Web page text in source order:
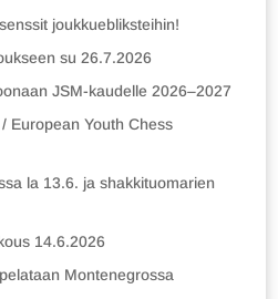
joukkuebliksteihin!
su 26.7.2026
JSM-kaudelle 2026–2027
European Youth Chess
la 13.6. ja shakkituomarien
14.6.2026
Montenegrossa